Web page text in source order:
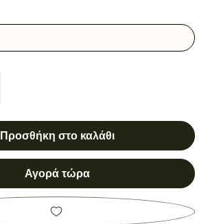
Προσθήκη στο καλάθι
Αγορά τώρα